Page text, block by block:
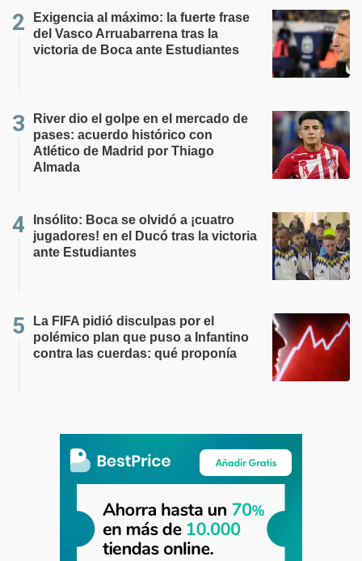
Exigencia al máximo: la fuerte frase
del Vasco Arruabarrena tras la
victoria de Boca ante Estudiantes
River dio el golpe en el mercado de
pases: acuerdo histórico con
Atlético de Madrid por Thiago
Almada
Insólito: Boca se olvidó a ¡cuatro
jugadores! en el Ducó tras la victoria
ante Estudiantes
La FIFA pidió disculpas por el
polémico plan que puso a Infantino
contra las cuerdas: qué proponía